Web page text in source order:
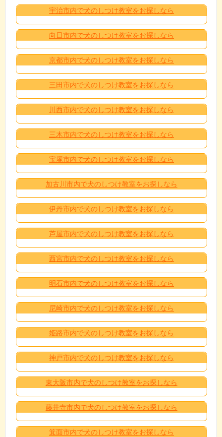
宇治市内で犬のしつけ教室をお探しなら
向日市内で犬のしつけ教室をお探しなら
京都市内で犬のしつけ教室をお探しなら
三田市内で犬のしつけ教室をお探しなら
川西市内で犬のしつけ教室をお探しなら
三木市内で犬のしつけ教室をお探しなら
宝塚市内で犬のしつけ教室をお探しなら
加古川市内で犬のしつけ教室をお探しなら
伊丹市内で犬のしつけ教室をお探しなら
芦屋市内で犬のしつけ教室をお探しなら
西宮市内で犬のしつけ教室をお探しなら
明石市内で犬のしつけ教室をお探しなら
尼崎市内で犬のしつけ教室をお探しなら
姫路市内で犬のしつけ教室をお探しなら
神戸市内で犬のしつけ教室をお探しなら
東大阪市内で犬のしつけ教室をお探しなら
藤井寺市内で犬のしつけ教室をお探しなら
箕面市内で犬のしつけ教室をお探しなら